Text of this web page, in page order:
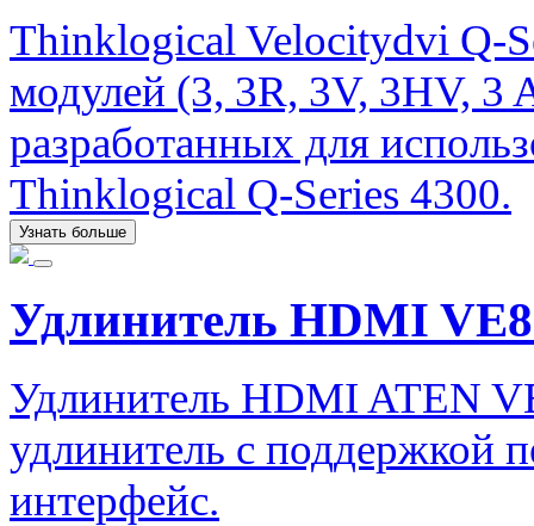
Thinklogical Velocitydvi Q-
модулей (3, 3R, 3V, 3HV,
разработанных для
Thinklogical Q-Series 4300.
Узнать больше
Удлинитель HDMI
Удлинитель HDMI ATEN
удлинитель с поддержкой
интерфейс.